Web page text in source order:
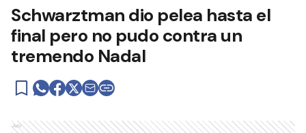
Schwarztman dio pelea hasta el
final pero no pudo contra un
tremendo Nadal
Ads